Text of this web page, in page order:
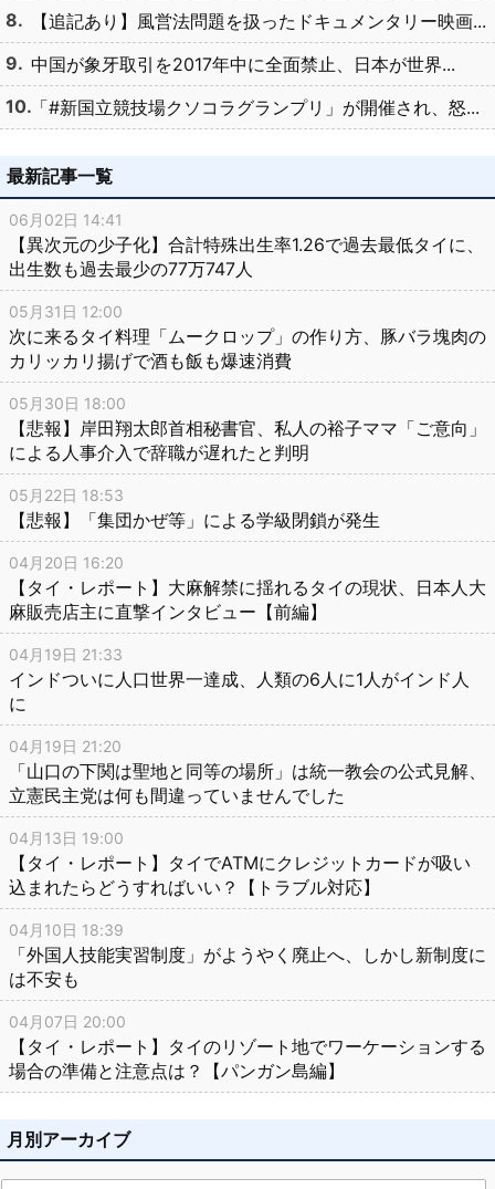
【追記あり】風営法問題を扱ったドキュメンタリー映画...
中国が象牙取引を2017年中に全面禁止、日本が世界...
「#新国立競技場クソコラグランプリ」が開催され、怒...
最新記事一覧
06月02日 14:41
【異次元の少子化】合計特殊出生率1.26で過去最低タイに、
出生数も過去最少の77万747人
05月31日 12:00
次に来るタイ料理「ムークロップ」の作り方、豚バラ塊肉の
カリッカリ揚げで酒も飯も爆速消費
05月30日 18:00
【悲報】岸田翔太郎首相秘書官、私人の裕子ママ「ご意向」
による人事介入で辞職が遅れたと判明
05月22日 18:53
【悲報】「集団かぜ等」による学級閉鎖が発生
04月20日 16:20
【タイ・レポート】大麻解禁に揺れるタイの現状、日本人大
麻販売店主に直撃インタビュー【前編】
04月19日 21:33
インドついに人口世界一達成、人類の6人に1人がインド人
に
04月19日 21:20
「山口の下関は聖地と同等の場所」は統一教会の公式見解、
立憲民主党は何も間違っていませんでした
04月13日 19:00
【タイ・レポート】タイでATMにクレジットカードが吸い
込まれたらどうすればいい？【トラブル対応】
04月10日 18:39
「外国人技能実習制度」がようやく廃止へ、しかし新制度に
は不安も
04月07日 20:00
【タイ・レポート】タイのリゾート地でワーケーションする
場合の準備と注意点は？【パンガン島編】
月別アーカイブ